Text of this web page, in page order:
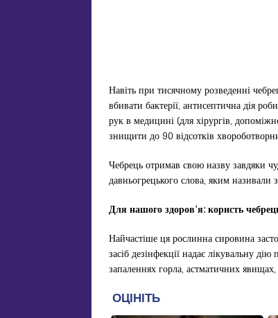
Навіть при тисячному розведенні
вбивати бактерії, антисептична дія
рук в медицині (для хірургів,
знищити до 90 відсотків
Чебрець отримав свою назву завдяки
давньогрецького слова, яким називали
Для нашого здоров’я: користь
Найчастіше ця рослинна сировина
засіб дезінфекції надає лікувальну
запаленнях горла, астматичних